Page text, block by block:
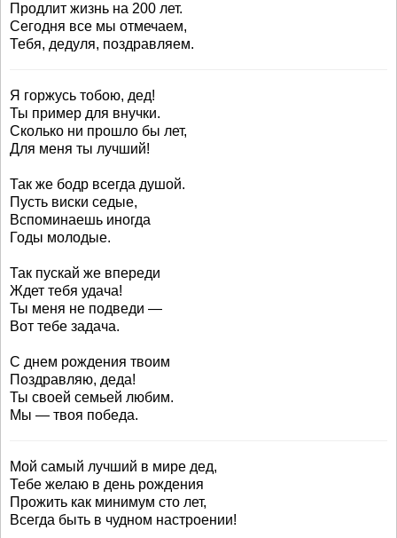
Продлит жизнь на 200 лет.
Сегодня все мы отмечаем,
Тебя, дедуля, поздравляем.
Я горжусь тобою, дед!
Ты пример для внучки.
Сколько ни прошло бы лет,
Для меня ты лучший!
Так же бодр всегда душой.
Пусть виски седые,
Вспоминаешь иногда
Годы молодые.
Так пускай же впереди
Ждет тебя удача!
Ты меня не подведи —
Вот тебе задача.
С днем рождения твоим
Поздравляю, деда!
Ты своей семьей любим.
Мы — твоя победа.
Мой самый лучший в мире дед,
Тебе желаю в день рождения
Прожить как минимум сто лет,
Всегда быть в чудном настроении!